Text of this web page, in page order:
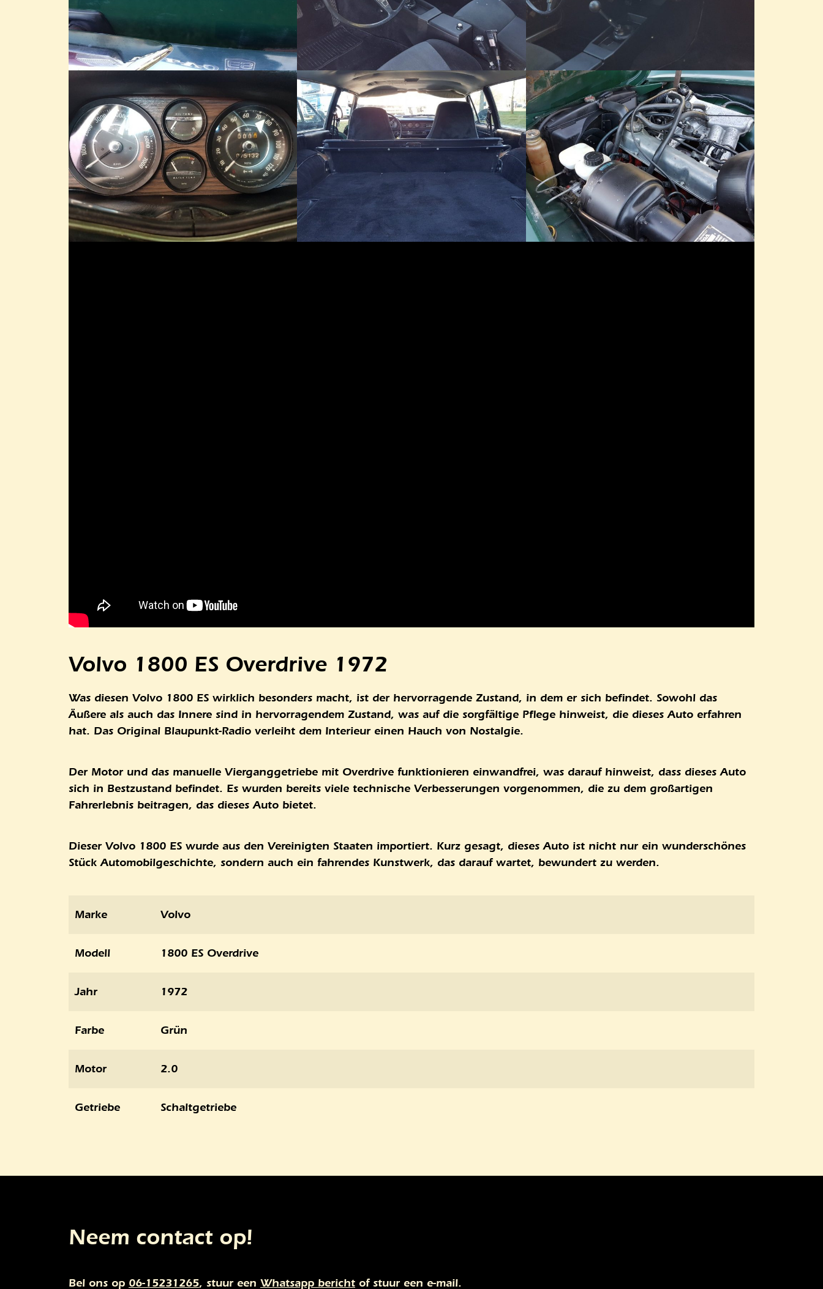
Volvo 1800 ES Overdrive 1972
Was diesen Volvo 1800 ES wirklich besonders macht, ist der hervorragende Zustand, in dem er sich befindet. Sowohl das
Äußere als auch das Innere sind in hervorragendem Zustand, was auf die sorgfältige Pflege hinweist, die dieses Auto erfahren
hat. Das Original Blaupunkt-Radio verleiht dem Interieur einen Hauch von Nostalgie.
Der Motor und das manuelle Vierganggetriebe mit Overdrive funktionieren einwandfrei, was darauf hinweist, dass dieses Auto
sich in Bestzustand befindet. Es wurden bereits viele technische Verbesserungen vorgenommen, die zu dem großartigen
Fahrerlebnis beitragen, das dieses Auto bietet.
Dieser Volvo 1800 ES wurde aus den Vereinigten Staaten importiert. Kurz gesagt, dieses Auto ist nicht nur ein wunderschönes
Stück Automobilgeschichte, sondern auch ein fahrendes Kunstwerk, das darauf wartet, bewundert zu werden.
Marke Volvo
Modell 1800 ES Overdrive
Jahr 1972
Farbe Grün
Motor 2.0
Getriebe Schaltgetriebe
Neem contact op!
Bel ons op 06-15231265, stuur een Whatsapp bericht of stuur een e-mail.